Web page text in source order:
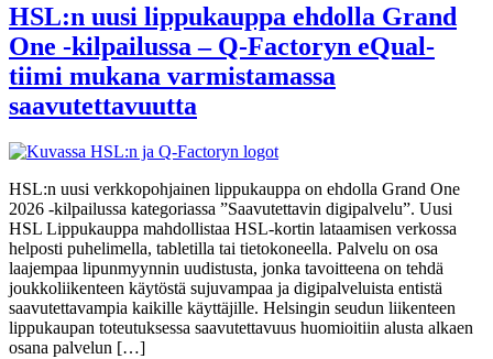
HSL:n uusi lippukauppa ehdolla Grand
One -kilpailussa – Q-Factoryn eQual-
tiimi mukana varmistamassa
saavutettavuutta
HSL:n uusi verkkopohjainen lippukauppa on ehdolla Grand One
2026 -kilpailussa kategoriassa ”Saavutettavin digipalvelu”. Uusi
HSL Lippukauppa mahdollistaa HSL-kortin lataamisen verkossa
helposti puhelimella, tabletilla tai tietokoneella. Palvelu on osa
laajempaa lipunmyynnin uudistusta, jonka tavoitteena on tehdä
joukkoliikenteen käytöstä sujuvampaa ja digipalveluista entistä
saavutettavampia kaikille käyttäjille. Helsingin seudun liikenteen
lippukaupan toteutuksessa saavutettavuus huomioitiin alusta alkaen
osana palvelun […]